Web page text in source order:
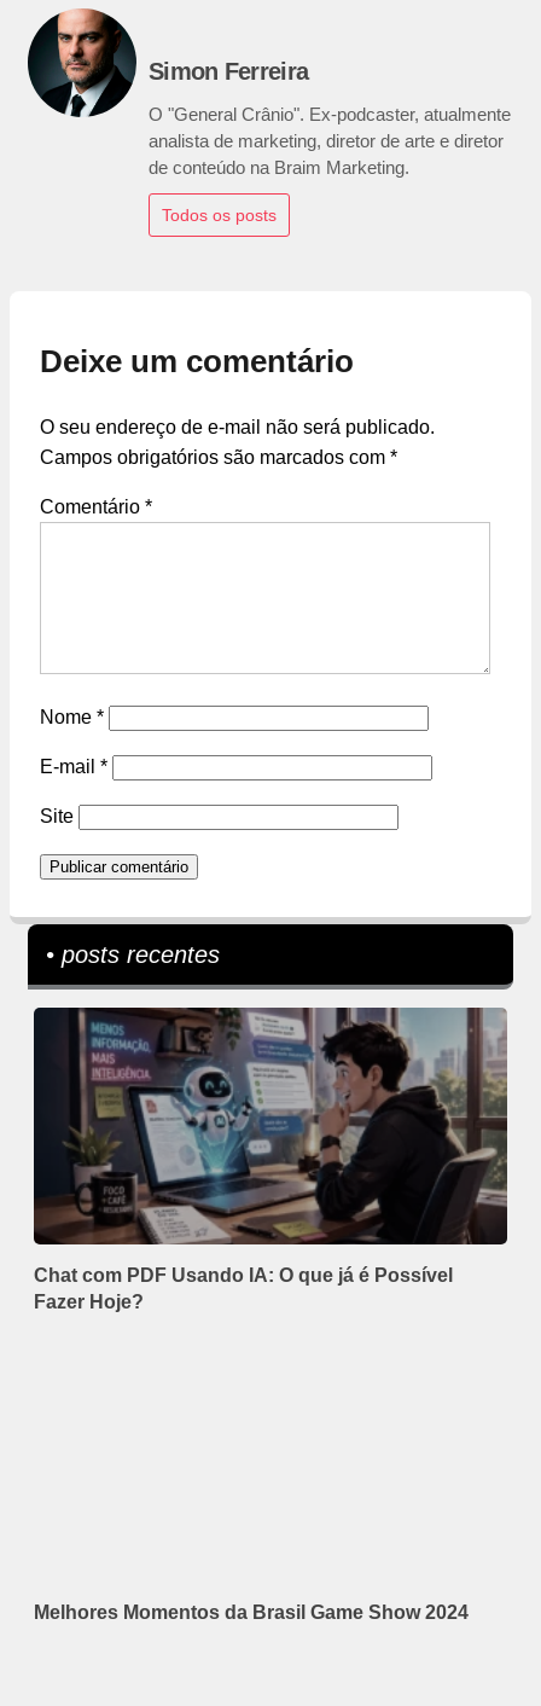
Simon Ferreira
O "General Crânio". Ex-podcaster, atualmente
analista de marketing, diretor de arte e diretor
de conteúdo na Braim Marketing.
Todos os posts
Deixe um comentário
O seu endereço de e-mail não será publicado.
Campos obrigatórios são marcados com *
Comentário *
Nome *
E-mail *
Site
• posts recentes
Chat com PDF Usando IA: O que já é Possível
Fazer Hoje?
Melhores Momentos da Brasil Game Show 2024